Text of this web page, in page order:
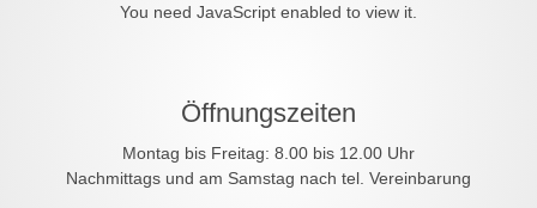
You need JavaScript enabled to view it.
Öffnungszeiten
Montag bis Freitag: 8.00 bis 12.00 Uhr
Nachmittags und am Samstag nach tel. Vereinbarung